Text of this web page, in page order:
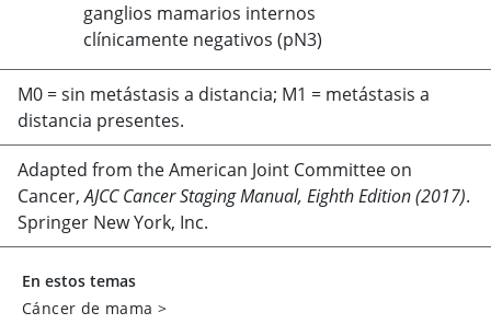
ganglios mamarios internos
clínicamente negativos (pN3)
M0 =sin metástasis a distancia; M1 = metástasis a
distancia presentes.
Adapted from the American Joint Committee on
Cancer,AJCC Cancer Staging Manual, Eighth Edition (2017).
Springer New York, Inc.
En estos temas
Cáncer de mama >